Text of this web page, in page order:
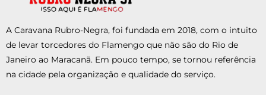
A Caravana Rubro-Negra, foi fundada em 2018, com o intuito
de levar torcedores do Flamengo que não são do Rio de
Janeiro ao Maracanã. Em pouco tempo, se tornou referência
na cidade pela organização e qualidade do serviço.